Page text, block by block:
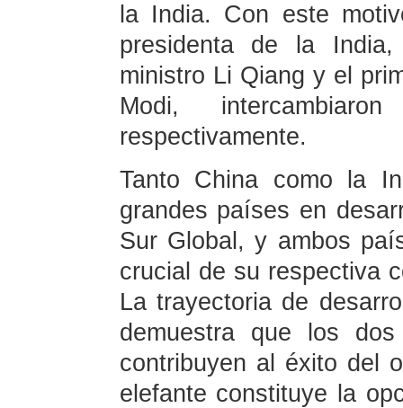
la India. Con este
presidenta de la
ministro Li Qiang y el
Modi,
respectivamente.
Tanto China como la
grandes países en
Sur Global, y ambos
crucial de su respectiva
La trayectoria de
demuestra que los
contribuyen al éxito del
elefante constituye la